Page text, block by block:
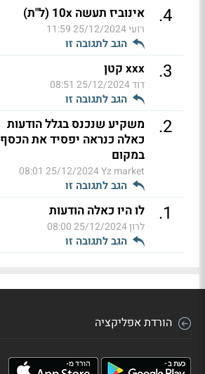
4
. אינוביז תעשה 10x (ל"ת)
רועי25/12/2024 11:59
הגב לתגובה זו
3
. xxx קטן
דוד25/12/2024 08:51
הגב לתגובה זו
2
.
משקיע שנכנס בגלל הודעות
כאלה כנראה יפסיד את הכסף
במקום
Yz market
25/12/2024 08:01
הגב לתגובה זו
1
. לו היו כאלה הודעות
לרון25/12/2024 08:00
הגב לתגובה זו
הורדת אפליקציה